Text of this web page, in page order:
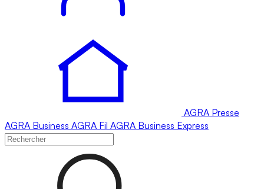
AGRA Presse
AGRA Business AGRA Fil AGRA Business Express